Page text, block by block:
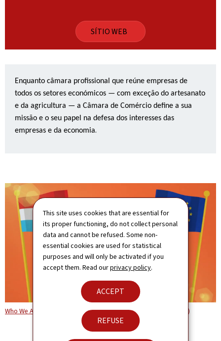
This site uses cookies that are essential for
its proper functioning, do not collect personal
data and cannot be refused. Some non-
essential cookies are used for statistical
purposes and will only be activated if you
accept them. Read ourprivacy policy.
ACCEPT
REFUSE
SÍTIO WEB
Enquanto câmara profissional que reúne empresas de
todos os setores económicos — com exceção do artesanato
e da agricultura — a Câmara de Comércio define a sua
missão e o seu papel na defesa dos interesses das
empresas e da economia.
Who We Are : Chamber of Commerce (FR) (Video/Audio YouTube)